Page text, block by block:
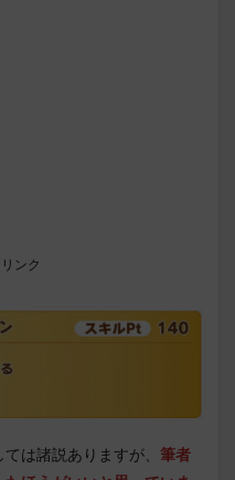
ンク
ては諸説ありますが、 筆者